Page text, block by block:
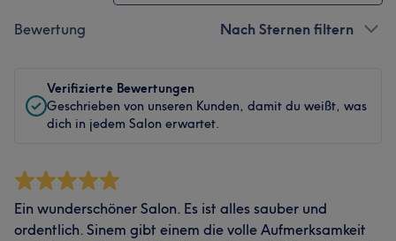
Bewertung Nach Sternen filtern
Verifizierte Bewertungen
Geschrieben von unseren Kunden, damit du weißt, was
dich in jedem Salon erwartet.
Ein wunderschöner Salon. Es ist alles sauber und
ordentlich. Sinem gibt einem die volle Aufmerksamkeit